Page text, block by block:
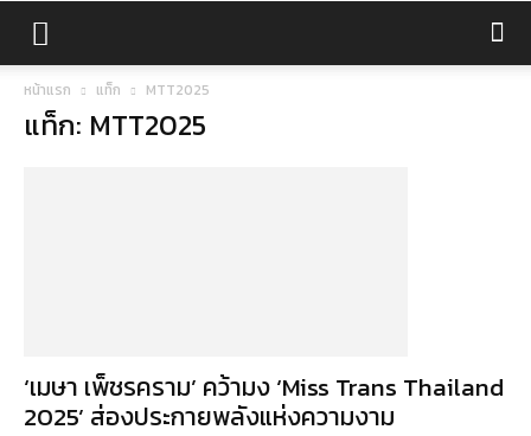
หน้าแรก แท็ก MTT2025
แท็ก: MTT2025
‘เมษา เพ็ชรคราม’ คว้ามง ‘Miss Trans Thailand
2025’ ส่องประกายพลังแห่งความงาม